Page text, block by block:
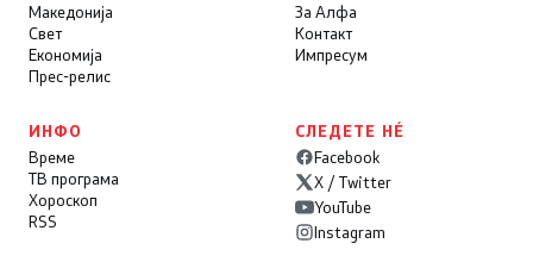
Македонија
Свет
Економија
Прес-релис
За Алфа
Контакт
Импресум
ИНФО
Време
ТВ програма
Хороскоп
RSS
СЛЕДЕТЕ НÉ
Facebook
X / Twitter
YouTube
Instagram